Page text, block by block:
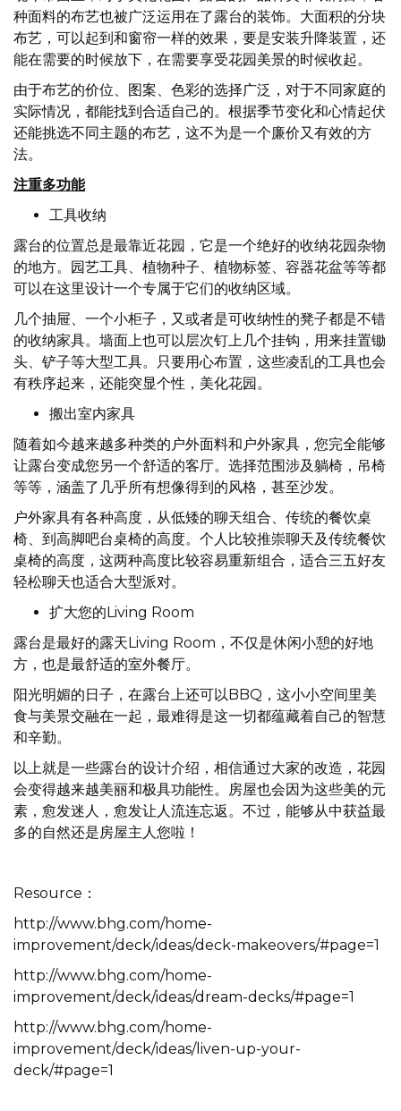
种面料的布艺也被广泛运用在了露台的装饰。大面积的分块
布艺，可以起到和窗帘一样的效果，要是安装升降装置，还
能在需要的时候放下，在需要享受花园美景的时候收起。
由于布艺的价位、图案、色彩的选择广泛，对于不同家庭的
实际情况，都能找到合适自己的。根据季节变化和心情起伏
还能挑选不同主题的布艺，这不为是一个廉价又有效的方
法。
注重多功能
工具收纳
露台的位置总是最靠近花园，它是一个绝好的收纳花园杂物
的地方。园艺工具、植物种子、植物标签、容器花盆等等都
可以在这里设计一个专属于它们的收纳区域。
几个抽屉、一个小柜子，又或者是可收纳性的凳子都是不错
的收纳家具。墙面上也可以层次钉上几个挂钩，用来挂置锄
头、铲子等大型工具。只要用心布置，这些凌乱的工具也会
有秩序起来，还能突显个性，美化花园。
搬出室内家具
随着如今越来越多种类的户外面料和户外家具，您完全能够
让露台变成您另一个舒适的客厅。选择范围涉及躺椅，吊椅
等等，涵盖了几乎所有想像得到的风格，甚至沙发。
户外家具有各种高度，从低矮的聊天组合、传统的餐饮桌
椅、到高脚吧台桌椅的高度。个人比较推崇聊天及传统餐饮
桌椅的高度，这两种高度比较容易重新组合，适合三五好友
轻松聊天也适合大型派对。
扩大您的Living Room
露台是最好的露天Living Room，不仅是休闲小憩的好地
方，也是最舒适的室外餐厅。
阳光明媚的日子，在露台上还可以BBQ，这小小空间里美
食与美景交融在一起，最难得是这一切都蕴藏着自己的智慧
和辛勤。
以上就是一些露台的设计介绍，相信通过大家的改造，花园
会变得越来越美丽和极具功能性。房屋也会因为这些美的元
素，愈发迷人，愈发让人流连忘返。不过，能够从中获益最
多的自然还是房屋主人您啦！
Resource：
http://www.bhg.com/home-
improvement/deck/ideas/deck-makeovers/#page=1
http://www.bhg.com/home-
improvement/deck/ideas/dream-decks/#page=1
http://www.bhg.com/home-
improvement/deck/ideas/liven-up-your-
deck/#page=1